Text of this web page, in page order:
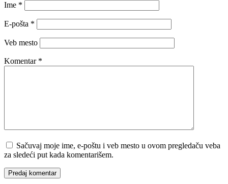
Ime *
E-pošta *
Veb mesto
Komentar *
Sačuvaj moje ime, e-poštu i veb mesto u ovom pregledaču veba
za sledeći put kada komentarišem.